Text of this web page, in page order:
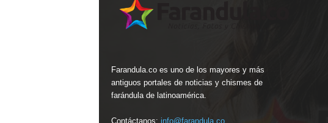
Farandula.co es uno de los mayores y más
antiguos portales de noticias y chismes de
farándula de latinoamérica.
Contáctanos: info@farandula.co